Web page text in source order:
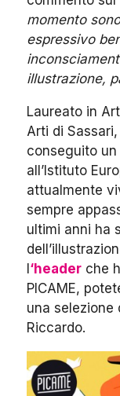
momento
espressivo
illustrazione,
Laureato in
Arti di
conseguito
all’Istituto
attualmente
sempre
ultimi anni ha
‘header che
PICAME,
una selezione
Riccardo.